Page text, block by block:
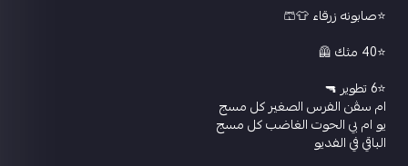
⭐️صابونه زرقاء 👕🩳
⭐️40 مثك 🦺
⭐️6 تطوير 🔫
ام سڤن الفرس الصغير كل مسج
يو ام بي الحوت الغاضب كل مسج
الباقي في الفديو